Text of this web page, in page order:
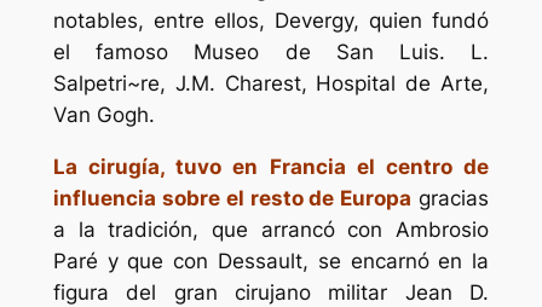
notables, entre ellos, Devergy, quien fundó
el famoso Museo de San Luis. L.
Salpetri~re, J.M. Charest, Hospital de Arte,
Van Gogh.
La cirugía, tuvo en Francia el centro de
influencia sobre el resto de Europa gracias
a la tradición, que arrancó con Ambrosio
Paré y que con Dessault, se encarnó en la
figura del gran cirujano militar Jean D.